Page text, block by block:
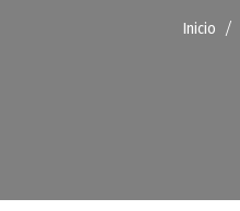
Inicio /